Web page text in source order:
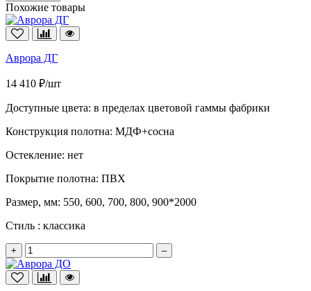
Похожие товары
Аврора ДГ
14 410 ₽/шт
Доступные цвета: в пределах цветовой гаммы фабрики
Конструкция полотна: МДФ+сосна
Остекление: нет
Покрытие полотна: ПВХ
Размер, мм: 550, 600, 700, 800, 900*2000
Стиль : классика
+ –